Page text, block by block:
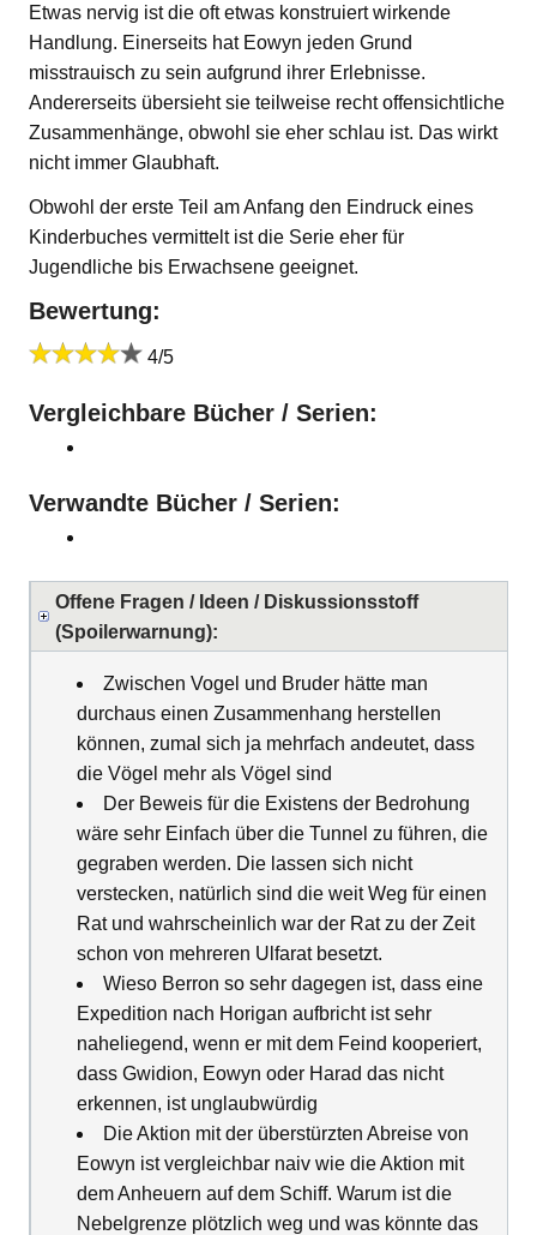
Etwas nervig ist die oft etwas konstruiert wirkende
Handlung. Einerseits hat Eowyn jeden Grund
misstrauisch zu sein aufgrund ihrer Erlebnisse.
Andererseits übersieht sie teilweise recht offensichtliche
Zusammenhänge, obwohl sie eher schlau ist. Das wirkt
nicht immer Glaubhaft.
Obwohl der erste Teil am Anfang den Eindruck eines
Kinderbuches vermittelt ist die Serie eher für
Jugendliche bis Erwachsene geeignet.
Bewertung:
4/5
Vergleichbare Bücher / Serien:
Verwandte Bücher / Serien:
Offene Fragen / Ideen / Diskussionsstoff
(Spoilerwarnung):
Zwischen Vogel und Bruder hätte man
durchaus einen Zusammenhang herstellen
können, zumal sich ja mehrfach andeutet, dass
die Vögel mehr als Vögel sind
Der Beweis für die Existens der Bedrohung
wäre sehr Einfach über die Tunnel zu führen, die
gegraben werden. Die lassen sich nicht
verstecken, natürlich sind die weit Weg für einen
Rat und wahrscheinlich war der Rat zu der Zeit
schon von mehreren Ulfarat besetzt.
Wieso Berron so sehr dagegen ist, dass eine
Expedition nach Horigan aufbricht ist sehr
naheliegend, wenn er mit dem Feind kooperiert,
dass Gwidion, Eowyn oder Harad das nicht
erkennen, ist unglaubwürdig
Die Aktion mit der überstürzten Abreise von
Eowyn ist vergleichbar naiv wie die Aktion mit
dem Anheuern auf dem Schiff. Warum ist die
Nebelgrenze plötzlich weg und was könnte das